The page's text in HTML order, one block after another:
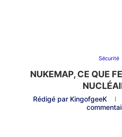
Sécurité
NUKEMAP, CE QUE
Rédigé par KingofgeeK